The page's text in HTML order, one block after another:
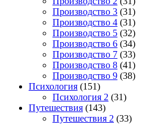
Производство 3 (31)
Производство 4 (31)
Производство 5 (32)
Производство 6 (34)
Производство 7 (33)
Производство 8 (41)
Производство 9 (38)
Психология (151)
Психология 2 (31)
Путешествия (143)
Путешествия 2 (33)